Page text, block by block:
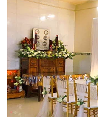
'